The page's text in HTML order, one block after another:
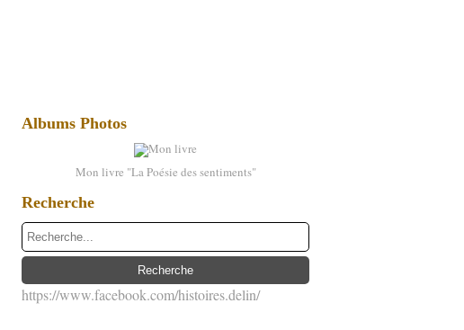
Albums Photos
Mon livre "La Poésie des sentiments"
Recherche
https://www.facebook.com/histoires.delin/